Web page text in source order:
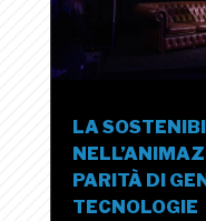
LA
PARITÀ DI
TECNOLOGIE